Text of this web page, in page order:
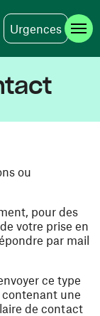
Urgences
ou
pour des
votre prise en
par mail
ce type
une
de contact